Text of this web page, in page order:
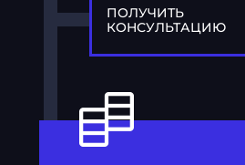
ПОЛУЧИТЬ
КОНСУЛЬТАЦИЮ